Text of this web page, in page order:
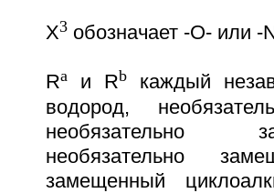
X3обозначает -О- или -
Raи Rbкаждый
водород,
необязательно
необязательно
замещенный